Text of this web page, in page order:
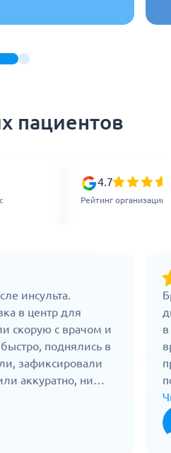
пациентов
4.7
Рейтинг организации
инсульта.
в центр для
скорую с врачом и
поднялись в
зафиксировали
аккуратно, ни
врач проверял
Довезли,
потом отвезли